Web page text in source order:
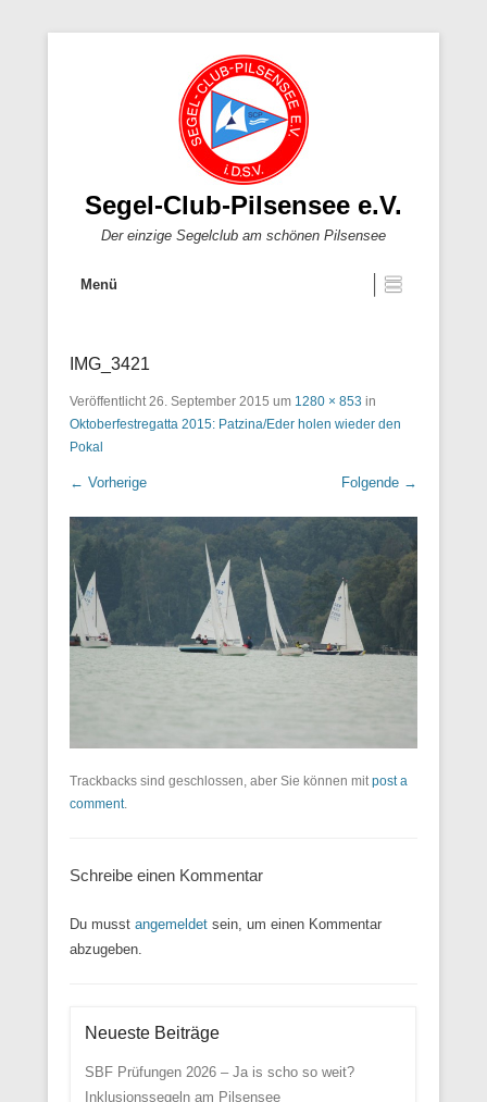
Segel-Club-Pilsensee e.V.
Der einzige Segelclub am schönen Pilsensee
Menü
IMG_3421
Veröffentlicht26. September 2015 um 1280 × 853 in
Oktoberfestregatta 2015: Patzina/Eder holen wieder den
Pokal
← Vorherige Folgende →
Trackbacks sind geschlossen, aber Sie können mitpost a
comment.
Schreibe einen Kommentar
Du musst angemeldet sein, um einen Kommentar
abzugeben.
Neueste Beiträge
SBF Prüfungen 2026 – Ja is scho so weit?
Inklusionssegeln am Pilsensee